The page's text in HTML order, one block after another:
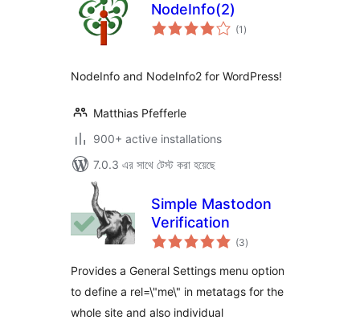
NodeInfo(2)
(1 total
ratings
)
NodeInfo and NodeInfo2 for WordPress!
Matthias Pfefferle
900+ active installations
7.0.3 এর সাথে টেস্ট করা হয়েছে
Simple Mastodon
Verification
(3total
ratings
)
Provides a General Settings menu option
to define a rel=\"me\" in metatags for the
whole site and also individual